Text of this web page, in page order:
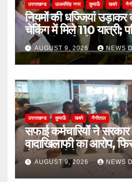
उत्तराखण्ड ऊधमसिंह नगर कुमाऊँ खबरे
नियमों की धज्जियां उड़ाकर
चेकिंग में मिले 110 यात्री;
की कड़ी कार्रवाई
AUGUST 9, 2026 NEWS
उत्तराखण्ड कुमाऊँ खबरे नैनीताल
सफाई कर्मचारियों ने सरकार
वादाखिलाफी का आरोप,
चेतावनी; बोले- जरूरत
भी नहीं हटेंगे पीछे
AUGUST 9, 2026 NEWS